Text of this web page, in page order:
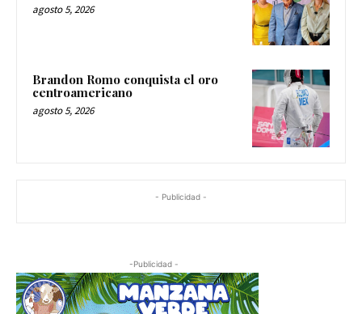
agosto 5, 2026
Brandon Romo conquista el oro
centroamericano
agosto 5, 2026
- Publicidad -
-Publicidad -